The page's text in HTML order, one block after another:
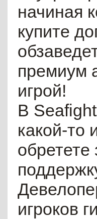
начиная
купите
премиум
игрой!
В
какой-то
обретете
игроков